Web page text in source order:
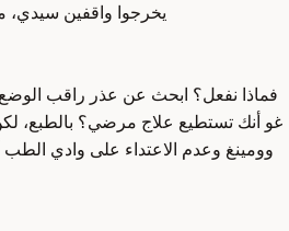
يخرجوا واقفين سيدي،
فماذا نفعل؟ ابحث عن عذر راقب الوضع
غو أنك تستطيع علاج مرضي؟ بالطبع،
وومينغ وعدم الاعتداء على وادي الطب